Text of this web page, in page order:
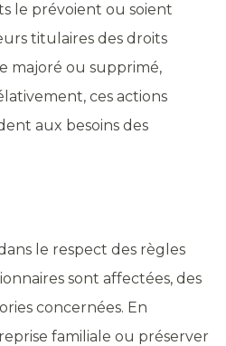
le prévoient ou soient
titulaires des droits
majoré ou supprimé,
ces actions
aux besoins des
le respect des règles
sont affectées, des
concernées. En
familiale ou préserver